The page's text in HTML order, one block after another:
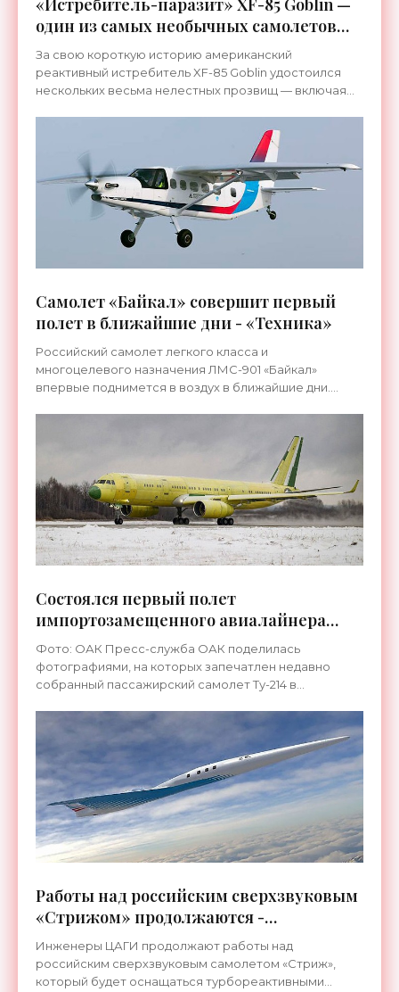
«Истребитель-паразит» XF-85 Goblin —
один из самых необычных самолетов
ВВС США - «Техника»
За свою короткую историю американский
реактивный истребитель XF-85 Goblin удостоился
нескольких весьма нелестных прозвищ — включая
Самолет «Байкал» совершит первый
полет в ближайшие дни - «Техника»
Российский самолет легкого класса и
многоцелевого назначения ЛМС-901 «Байкал»
впервые поднимется в воздух в ближайшие дни.
Состоялся первый полет
импортозамещенного авиалайнера
Ту-214 - «Техника»
Фото: ОАК Пресс-служба ОАК поделилась
фотографиями, на которых запечатлен недавно
собранный пассажирский самолет Ту-214 в
продолжительность которого составила
Работы над российским сверхзвуковым
«Стрижом» продолжаются -
«Технологии»
Инженеры ЦАГИ продолжают работы над
российским сверхзвуковым самолетом «Стриж»,
который будет оснащаться турбореактивными